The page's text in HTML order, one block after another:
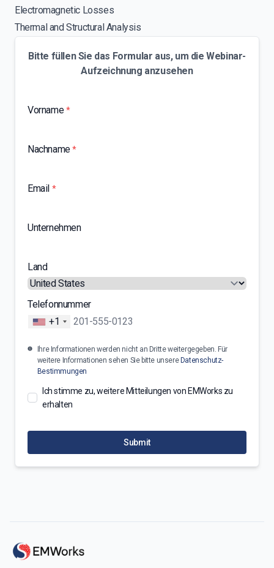
Electromagnetic Losses
Thermal and Structural Analysis
Bitte füllen Sie das Formular aus, um die Webinar-
Aufzeichnung anzusehen
Vorname*
Nachname*
Email *
Unternehmen
Land
Telefonnummer
+1
Ihre Informationen werden nicht an Dritte weitergegeben. Für
weitere Informationen sehen Sie bitte unsere Datenschutz-
Bestimmungen
Ich stimme zu, weitere Mitteilungen von EMWorks zu
erhalten
Submit